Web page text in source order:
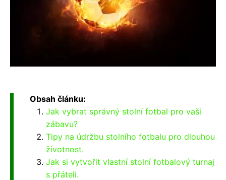
Obsah článku:
Jak vybrat správný stolní fotbal pro vaši
zábavu?
Tipy na údržbu stolního fotbalu pro dlouhou
životnost.
Jak si vytvořit vlastní stolní fotbalový turnaj
s přáteli.